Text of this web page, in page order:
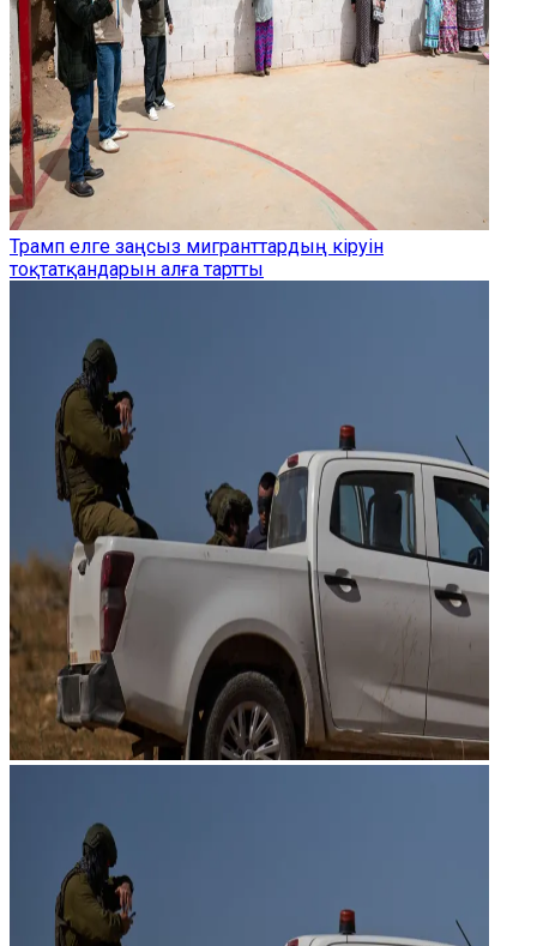
Трамп елге заңсыз мигранттардың кіруін
тоқтатқандарын алға тартты